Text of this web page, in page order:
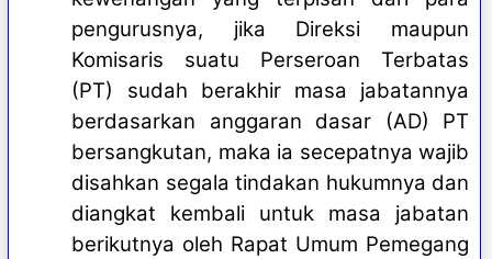
pengurusnya, jika Direksi maupun
Komisaris suatu Perseroan Terbatas
(PT) sudah berakhir masa jabatannya
berdasarkan anggaran dasar (AD) PT
bersangkutan, maka ia secepatnya wajib
disahkan segala tindakan hukumnya dan
diangkat kembali untuk masa jabatan
berikutnya oleh Rapat Umum Pemegang